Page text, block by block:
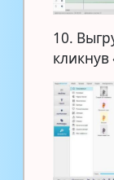
10.
кликнув